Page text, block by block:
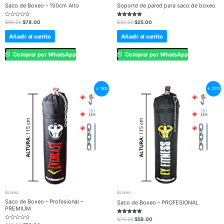
Saco de Boxeo – 150cm Alto
Valorado
en
0
$95.00$78.00
Añadir al carrito
Comprar por WhatsApp
Soporte de pared para saco de boxeo
Valorado en
5.00
de 5
$32.00$25.00
Añadir al carrito
Comprar por WhatsApp
↓ 18%
Boxeo
Saco de Boxeo – Profesional –
PREMIUM
price
is:
$78.00.
↓ 23%
Boxeo
Saco de Boxeo – PROFESIONAL
Valorado en
5.00
$75.00$58.00
Current
price
is:
$58.00.